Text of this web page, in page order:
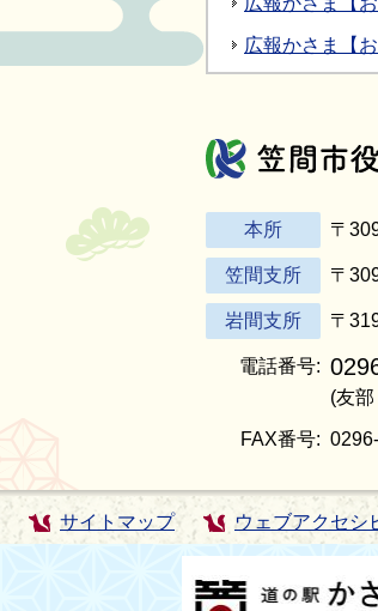
広報かさま【
本所 〒
笠間支所 〒
岩間支所 〒
電話番号:
(友
FAX番号:
サイトマップ ウェブアクセシ